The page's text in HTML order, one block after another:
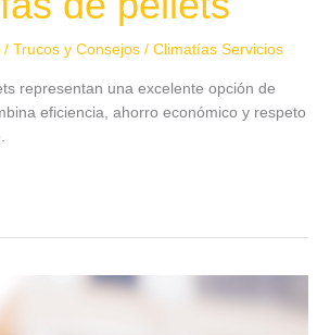
/ Trucos y Consejos / Climatías Servicios
representan una excelente opción de
eficiencia, ahorro económico y respeto